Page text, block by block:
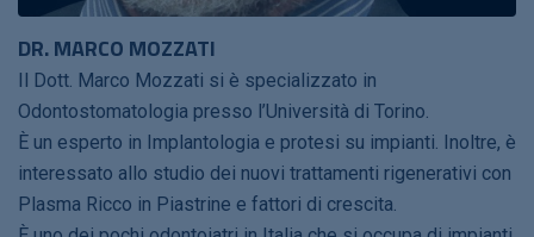
DR. MARCO MOZZATI
Il Dott. Marco Mozzati si è specializzato in
Odontostomatologia presso l’Università di Torino.
È un esperto in Implantologia e protesi su impianti. Inoltre, è
interessato allo studio dei nuovi trattamenti rigenerativi con
Plasma Ricco in Piastrine e fattori di crescita.